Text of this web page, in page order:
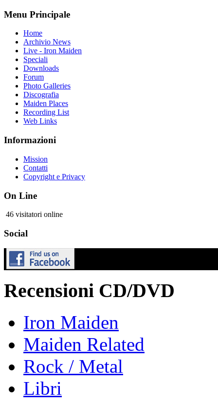
Menu Principale
Home
Archivio News
Live - Iron Maiden
Speciali
Downloads
Forum
Photo Galleries
Discografia
Maiden Places
Recording List
Web Links
Informazioni
Mission
Contatti
Copyright e Privacy
On Line
46 visitatori online
Social
Recensioni CD/DVD
Iron Maiden
Maiden Related
Rock / Metal
Libri